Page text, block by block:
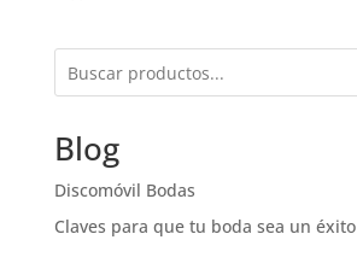
Blog
Discomóvil Bodas
Claves para que tu boda sea un éxito